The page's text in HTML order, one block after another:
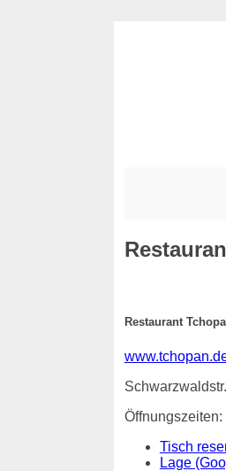
Restaurant
Tisch
Lage